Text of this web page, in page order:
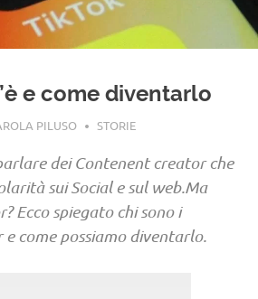
e come diventarlo
PILUSO STORIE
dei Contenent creator che
sui Social e sul web.Ma
Ecco spiegato chi sono i
come possiamo diventarlo.